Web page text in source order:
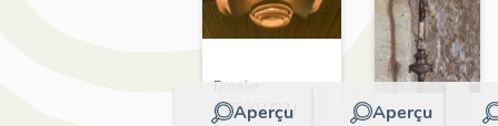
Aperçu
Dossier
IM78002723 |
Aperçu